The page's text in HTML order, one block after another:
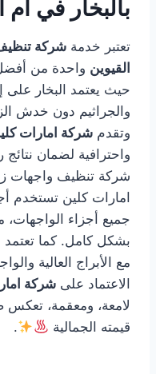
بالبخار في ام
تعتبر خدمة شركة
القيوين واحدة من
حيث يعتمد البخار على
والجراثيم دون خدش
وتقدم شركة امارات
واحترافية لضمان نتائج
شركة تنظيف واجهات
امارات كلين تستخدم
جميع أجزاء الواجهات،
بشكل كامل. كما تعتمد
مع الأبراج العالية
الاعتماد على شركة
لامعة، ومعقمة، تعكس
قيمته الجمالية
.